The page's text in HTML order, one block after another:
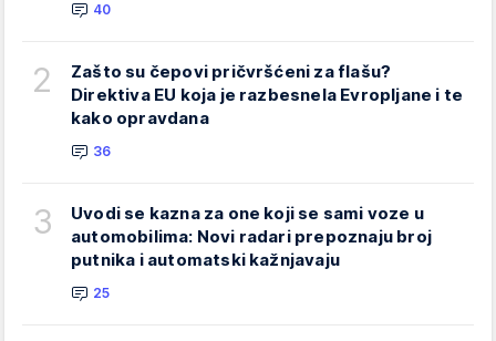
40
2
Zašto su čepovi pričvršćeni za flašu?
Direktiva EU koja je razbesnela Evropljane i te
kako opravdana
36
3
Uvodi se kazna za one koji se sami voze u
automobilima: Novi radari prepoznaju broj
putnika i automatski kažnjavaju
25